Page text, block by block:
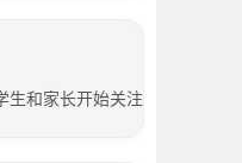
生和家长开始关注